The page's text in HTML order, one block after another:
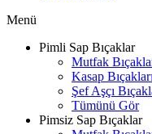
Menü
Pimli Sap Bıçaklar
Mutfak
Kasap Bıçakları
Şef Aşçı
Tümünü Gör
Pimsiz Sap Bıçaklar